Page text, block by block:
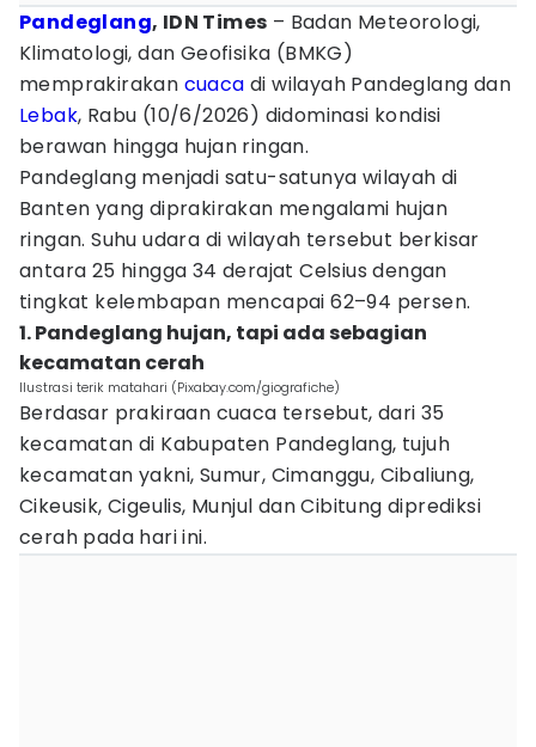
Pandeglang, IDN Times – Badan Meteorologi,
Klimatologi, dan Geofisika (BMKG)
memprakirakan cuaca di wilayah Pandeglang dan
Lebak, Rabu (10/6/2026) didominasi kondisi
berawan hingga hujan ringan.
Pandeglang menjadi satu-satunya wilayah di
Banten yang diprakirakan mengalami hujan
ringan. Suhu udara di wilayah tersebut berkisar
antara 25 hingga 34 derajat Celsius dengan
tingkat kelembapan mencapai 62–94 persen.
1. Pandeglang hujan, tapi ada sebagian
kecamatan cerah
Ilustrasi terik matahari (Pixabay.com/giografiche)
Berdasar prakiraan cuaca tersebut, dari 35
kecamatan di Kabupaten Pandeglang, tujuh
kecamatan yakni, Sumur, Cimanggu, Cibaliung,
Cikeusik, Cigeulis, Munjul dan Cibitung diprediksi
cerah pada hari ini.